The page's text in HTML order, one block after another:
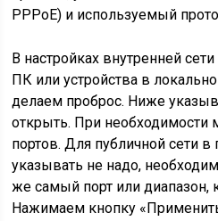
PPPoE) и используемый
В настройках внутренней
ПК или устройства в
делаем проброс. Ниже
открыть. При необходимости
портов. Для публичной сети в
указывать не надо,
же самый порт или диапазон,
Нажимаем кнопку